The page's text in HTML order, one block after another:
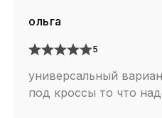
ольга
5
универсальный
под кроссы то что